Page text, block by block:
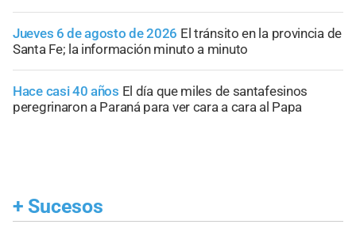
Jueves 6 de agosto de 2026 El tránsito en la provincia de
Santa Fe; la información minuto a minuto
Hace casi 40 años El día que miles de santafesinos
peregrinaron a Paraná para ver cara a cara al Papa
+ Sucesos